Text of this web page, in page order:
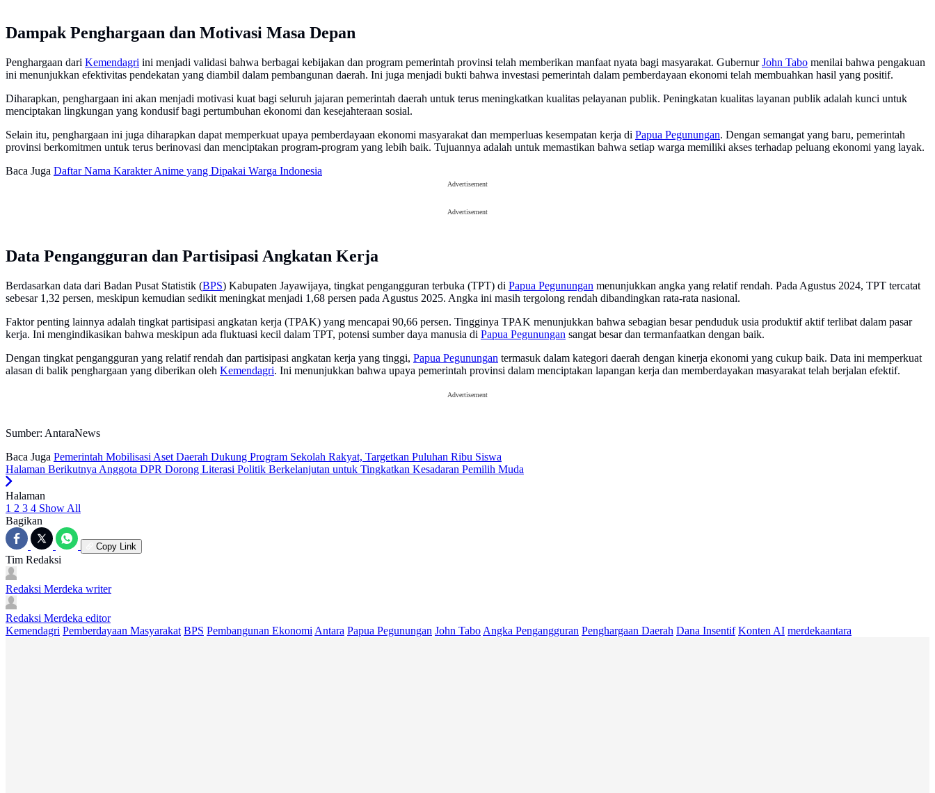
Dampak Penghargaan dan Motivasi Masa Depan
Penghargaan dari Kemendagri ini menjadi validasi bahwa berbagai kebijakan dan program pemerintah provinsi telah memberikan manfaat nyata bagi masyarakat. GubernurJohn Tabo menilai bahwa pengakuan
ini menunjukkan efektivitas pendekatan yang diambil dalam pembangunan daerah. Ini juga menjadi bukti bahwa investasi pemerintah dalam pemberdayaan ekonomi telah membuahkan hasil yang positif.
Diharapkan, penghargaan ini akan menjadi motivasi kuat bagi seluruh jajaran pemerintah daerah untuk terus meningkatkan kualitas pelayanan publik. Peningkatan kualitas layanan publik adalah kunci untuk
menciptakan lingkungan yang kondusif bagi pertumbuhan ekonomi dan kesejahteraan sosial.
Selain itu, penghargaan ini juga diharapkan dapat memperkuat upaya pemberdayaan ekonomi masyarakat dan memperluas kesempatan kerja di Papua Pegunungan. Dengan semangat yang baru, pemerintah
provinsi berkomitmen untuk terus berinovasi dan menciptakan program-program yang lebih baik. Tujuannya adalah untuk memastikan bahwa setiap warga memiliki akses terhadap peluang ekonomi yang layak.
Baca Juga Daftar Nama Karakter Anime yang Dipakai Warga Indonesia
Advertisement
Advertisement
Data Pengangguran dan Partisipasi Angkatan Kerja
Berdasarkan data dari Badan Pusat Statistik (BPS) Kabupaten Jayawijaya, tingkat pengangguran terbuka (TPT) di Papua Pegunungan menunjukkan angka yang relatif rendah. Pada Agustus 2024, TPT tercatat
sebesar 1,32 persen, meskipun kemudian sedikit meningkat menjadi 1,68 persen pada Agustus 2025. Angka ini masih tergolong rendah dibandingkan rata-rata nasional.
Faktor penting lainnya adalah tingkat partisipasi angkatan kerja (TPAK) yang mencapai 90,66 persen. Tingginya TPAK menunjukkan bahwa sebagian besar penduduk usia produktif aktif terlibat dalam pasar
kerja. Ini mengindikasikan bahwa meskipun ada fluktuasi kecil dalam TPT, potensi sumber daya manusia di Papua Pegunungan sangat besar dan termanfaatkan dengan baik.
Dengan tingkat pengangguran yang relatif rendah dan partisipasi angkatan kerja yang tinggi, Papua Pegunungan termasuk dalam kategori daerah dengan kinerja ekonomi yang cukup baik. Data ini memperkuat
alasan di balik penghargaan yang diberikan oleh Kemendagri. Ini menunjukkan bahwa upaya pemerintah provinsi dalam menciptakan lapangan kerja dan memberdayakan masyarakat telah berjalan efektif.
Advertisement
Sumber: AntaraNews
Baca Juga Pemerintah Mobilisasi Aset Daerah Dukung Program Sekolah Rakyat, Targetkan Puluhan Ribu Siswa
Halaman Berikutnya Anggota DPR Dorong Literasi Politik Berkelanjutan untuk Tingkatkan Kesadaran Pemilih Muda
Halaman
1 2 3 4 Show All
Bagikan
Copy Link
Tim Redaksi
Redaksi Merdeka writer
Redaksi Merdeka editor
Kemendagri Pemberdayaan Masyarakat BPS Pembangunan Ekonomi Antara Papua Pegunungan John Tabo Angka Pengangguran Penghargaan Daerah Dana Insentif Konten AI merdekaantara